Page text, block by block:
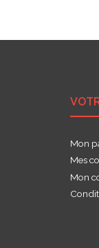
Mon
Mes
Mon